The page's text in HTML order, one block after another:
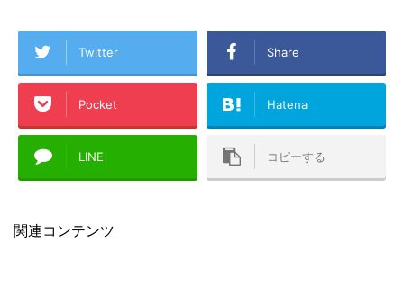
Twitter Share
Pocket Hatena
LINE コピーする
関連コンテンツ